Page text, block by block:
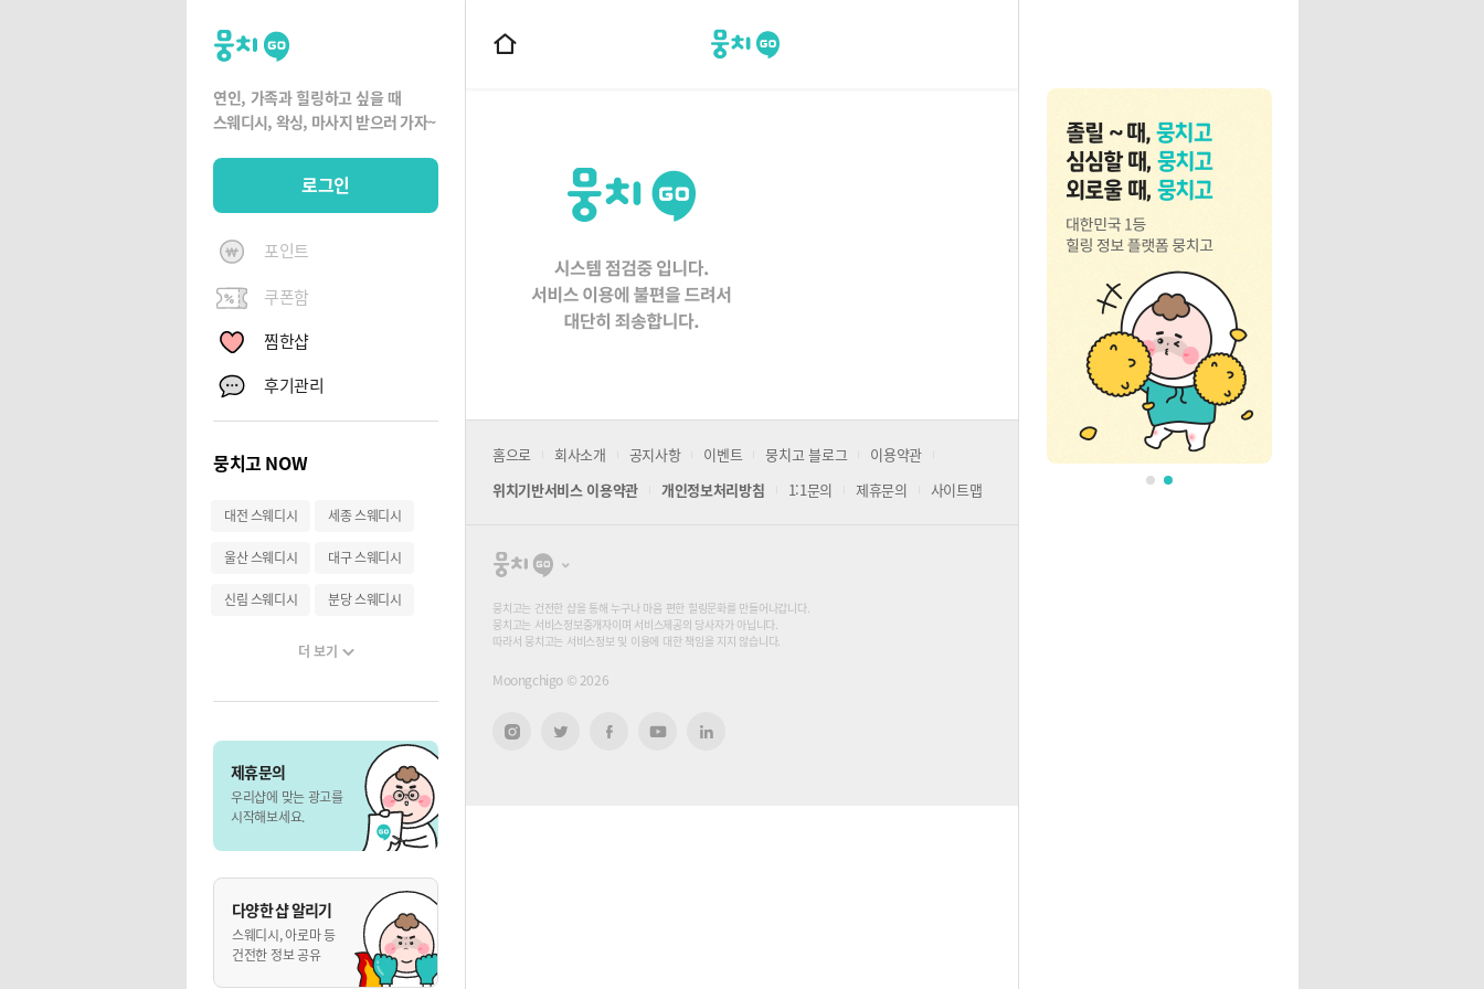
뭉
치
고
연인, 가족과 힐링하고 싶을 때
스웨디시, 왁싱, 마사지 받으러 가자~
로그인
포인트
쿠폰함
찜한샵
후기관리
뭉치고 NOW
대전 스웨디시 세종 스웨디시
울산 스웨디시 대구 스웨디시
신림 스웨디시 분당 스웨디시
더 보기
제휴문의
우리샵에 맞는 광고를
시작해보세요.
다양한 샵 알리기
스웨디시, 아로마 등
건전한 정보 공유
뭉치고
홈
홈으로 회사소개 공지사항 이벤트 뭉치고 블로그
이용약관
위치기반서비스 이용약관
개인정보처리방침 1:1문의 제휴문의 사이트맵
뭉
고
뭉치고는 건전한 샵을 통해 누구나 마음 편한 힐링문화를 만들어나갑니다.
뭉치고는 서비스정보중개자이며 서비스제공의 당사자가 아닙니다.
따라서 뭉치고는 서비스정보 및 이용에 대한 책임을 지지 않습니다.
Moongchigo © 2026